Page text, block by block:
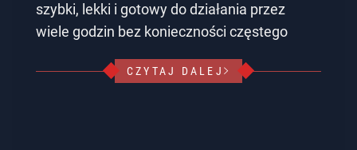
szybki, lekki i gotowy do działania przez
wiele godzin bez konieczności częstego
CZYTAJ DALEJ